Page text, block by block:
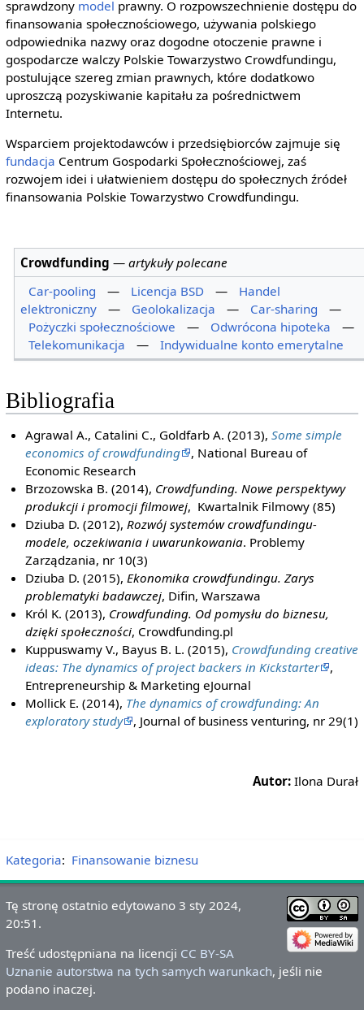
sprawdzony model prawny. O rozpowszechnienie dostępu do
finansowania społecznościowego, używania polskiego
odpowiednika nazwy oraz dogodne otoczenie prawne i
gospodarcze walczy Polskie Towarzystwo Crowdfundingu,
postulujące szereg zmian prawnych, które dodatkowo
uproszczą pozyskiwanie kapitału za pośrednictwem
Internetu.
Wsparciem projektodawców i przedsiębiorców zajmuje się
fundacja Centrum Gospodarki Społecznościowej, zaś
rozwojem idei i ułatwieniem dostępu do społecznych źródeł
finansowania Polskie Towarzystwo Crowdfundingu.
Crowdfunding —artykuły polecane
Car-pooling
— Licencja BSD —
Handel
elektroniczny
— Geolokalizacja — Car-sharing
—
Pożyczki społecznościowe
— Odwrócona hipoteka
—
Telekomunikacja
— Indywidualne konto emerytalne
Bibliografia
Agrawal A., Catalini C., Goldfarb A. (2013),Some simple
economics of crowdfunding
, National Bureau of
Economic Research
Brzozowska B. (2014), Crowdfunding. Nowe perspektywy
produkcji i promocji filmowej, Kwartalnik Filmowy (85)
Dziuba D. (2012),Rozwój systemów crowdfundingu-
modele, oczekiwania i uwarunkowania. Problemy
Zarządzania, nr 10(3)
Dziuba D. (2015),Ekonomika crowdfundingu. Zarys
problematyki badawczej, Difin, Warszawa
Król K. (2013), Crowdfunding. Od pomysłu do biznesu,
dzięki społeczności, Crowdfunding.pl
Kuppuswamy V., Bayus B. L. (2015), Crowdfunding creative
ideas: The dynamics of project backers in Kickstarter
,
Entrepreneurship & Marketing eJournal
Mollick E. (2014), The dynamics of crowdfunding: An
exploratory study
, Journal of business venturing, nr 29(1)
Autor: Ilona Durał
Kategoria: Finansowanie biznesu
Tę stronę ostatnio edytowano 3 sty 2024,
20:51.
Treść udostępniana na licencji CC BY-SA
Uznanie autorstwa na tych samych warunkach, jeśli nie
podano inaczej.